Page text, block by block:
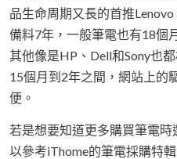
品生命周期又長的首推
備料7年，一般筆電也有18個
其他像是HP、Dell和Sony也
15個月到2年之間，網站上的
便。
若是想要知道更多購買筆電
以參考iThome的筆電採購特輯